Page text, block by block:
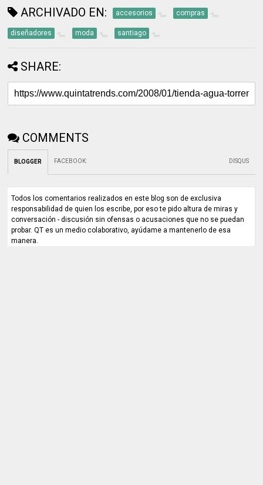
ARCHIVADO EN: accesorios compras
diseñadores moda santiago
SHARE:
COMMENTS
BLOGGER FACEBOOK: DISQUS
Todos los comentarios realizados en este blog son de exclusiva
responsabilidad de quien los escribe, por eso te pido altura de miras y
conversación - discusión sin ofensas o acusaciones que no se puedan
probar. QT es un medio colaborativo, ayúdame a mantenerlo de esa
manera.